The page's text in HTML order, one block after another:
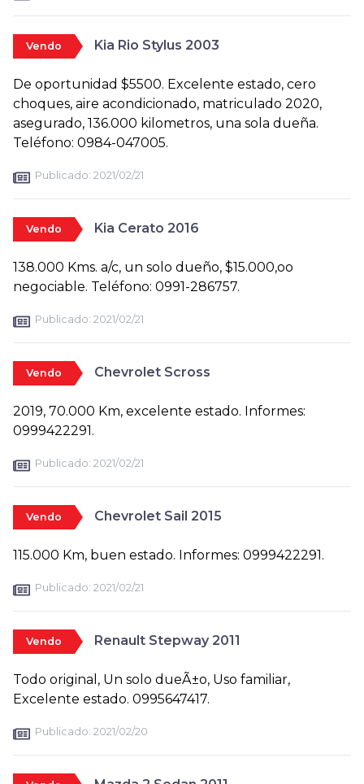
Vendo Kia Rio Stylus 2003
De oportunidad $5500. Excelente estado, cero
choques, aire acondicionado, matriculado 2020,
asegurado, 136.000 kilometros, una sola dueña.
Teléfono: 0984-047005.
Publicado: 2021/02/21
Vendo Kia Cerato 2016
138.000 Kms. a/c, un solo dueño, $15.000,oo
negociable. Teléfono: 0991-286757.
Publicado: 2021/02/21
Vendo Chevrolet Scross
2019, 70.000 Km, excelente estado. Informes:
0999422291.
Publicado: 2021/02/21
Vendo Chevrolet Sail 2015
115.000 Km, buen estado. Informes: 0999422291.
Publicado: 2021/02/21
Vendo Renault Stepway 2011
Todo original, Un solo dueÃ±o, Uso familiar,
Excelente estado. 0995647417.
Publicado: 2021/02/20